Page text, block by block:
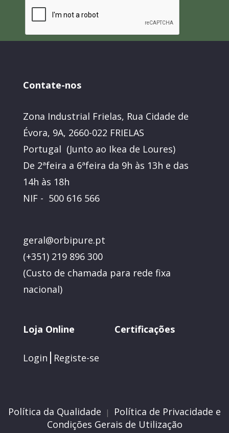
Contate-nos
Zona Industrial Frielas, Rua Cidade de
Évora, 9A, 2660-022 FRIELAS
Portugal (Junto ao Ikea de Loures)
De 2ªfeira a 6ªfeira da 9h às 13h e das
14h às 18h
NIF - 500 616 566
geral@orbipure.pt
(+351) 219 896 300
(Custo de chamada para rede fixa
nacional)
Loja Online
Login Registe-se
Certificações
Política da Qualidade | Política de Privacidade e
Condições Gerais de Utilização